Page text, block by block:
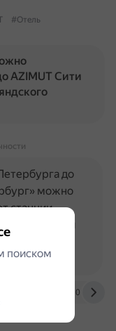
#Отель
AZIMUT Сити
до
можно
станции
до станции
15 минут до
поиском